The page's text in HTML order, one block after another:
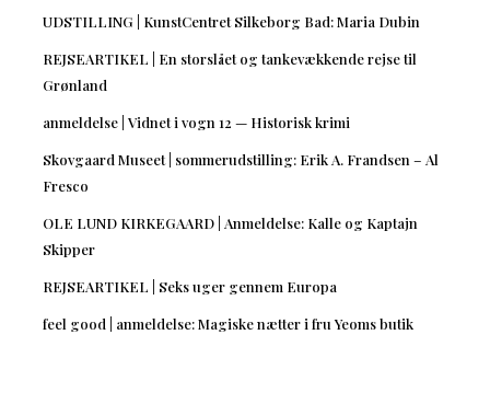
UDSTILLING | KunstCentret Silkeborg Bad: Maria Dubin
REJSEARTIKEL | En storslået og tankevækkende rejse til
Grønland
anmeldelse | Vidnet i vogn 12 — Historisk krimi
Skovgaard Museet | sommerudstilling: Erik A. Frandsen – Al
Fresco
OLE LUND KIRKEGAARD | Anmeldelse: Kalle og Kaptajn
Skipper
REJSEARTIKEL | Seks uger gennem Europa
feel good | anmeldelse: Magiske nætter i fru Yeoms butik